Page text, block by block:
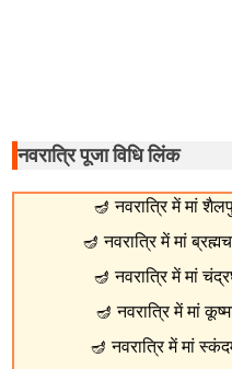
नवरात्रि पूजा विधि लिंक
🪔 नवरात्रि में मां
🪔 नवरात्रि में मां
🪔 नवरात्रि में मां
🪔 नवरात्रि में मां
🪔 नवरात्रि में मां